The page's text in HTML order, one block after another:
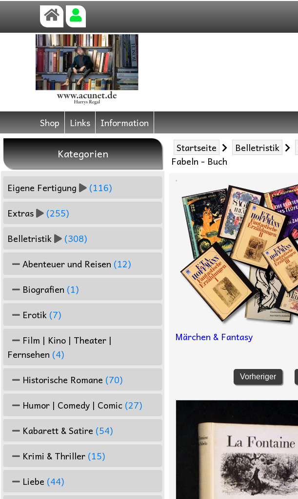
Shop Links Information
Kategorien
Eigene Fertigung
(116)
Extras
(255)
Belletristik
(308)
Abenteuer und Reisen (12)
Biografien (1)
Erotik (7)
Film | Kino | Theater |
Fernsehen (4)
Historische Romane (70)
Humor | Comedy | Comic (27)
Kabarett & Satire (54)
Krimi & Thriller (15)
Liebe (44)
Startseite Belletristik
Fabeln - Buch
Märchen & Fantasy
Vorheriger